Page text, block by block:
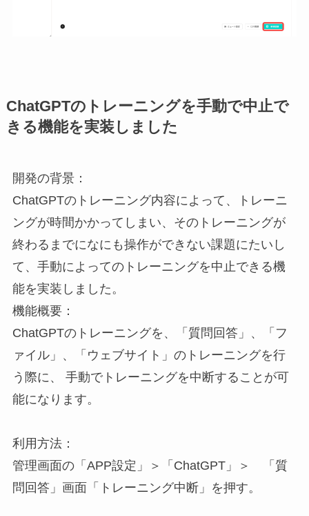
ChatGPTのトレーニングを手動で中止で
きる機能を実装しました
開発の背景：
ChatGPTのトレーニング内容によって、トレーニ
ングが時間かかってしまい、そのトレーニングが
終わるまでになにも操作ができない課題にたいし
て、手動によってのトレーニングを中止できる機
能を実装しました。
機能概要：
ChatGPTのトレーニングを、「質問回答」、「フ
ァイル」、「ウェブサイト」のトレーニングを行
う際に、 手動でトレーニングを中断することが可
能になります。
利用方法：
管理画面の「APP設定」＞「ChatGPT」＞ 「質
問回答」画面「トレーニング中断」を押す。